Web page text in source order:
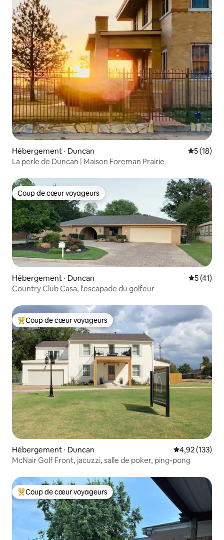
Hébergement ⋅ Duncan
5 (18)
La perle de Duncan | Maison Foreman Prairie
Coup de cœur voyageurs
Coup de cœur voyageurs
Hébergement ⋅ Duncan
5 (41)
Country Club Casa, l'escapade du golfeur
Coups de cœur voyageurs les plus appréciés
Coup de cœur voyageurs
Hébergement ⋅ Duncan Évaluation
4,92 (133)
McNair Golf Front, jacuzzi, salle de poker, ping-pong
Coups de cœur voyageurs les plus appréciés
Coup de cœur voyageurs